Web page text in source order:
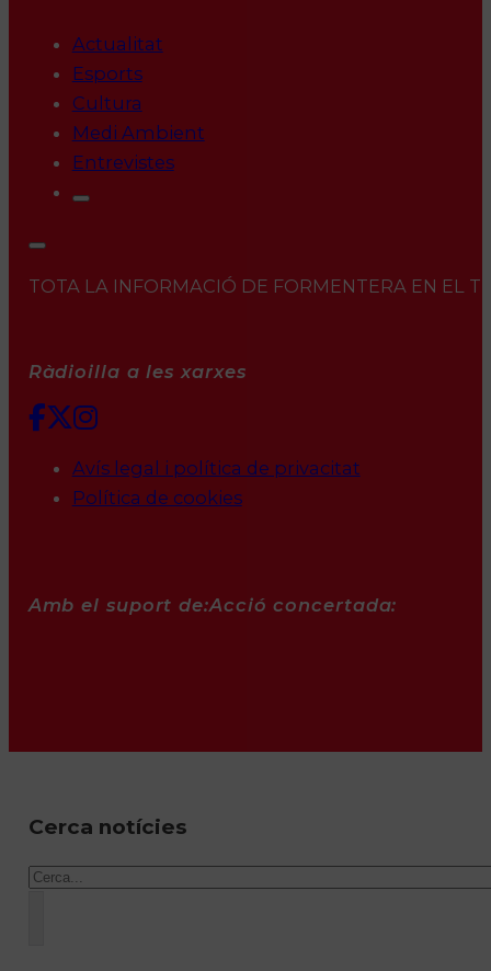
Actualitat
Esports
Cultura
Medi Ambient
Entrevistes
TOTA LA INFORMACIÓ DE FORMENTERA EN EL
Ràdioilla a les xarxes
Avís legal i política de privacitat
Política de cookies
Amb el suport de:Acció concertada:
Cerca notícies
Cercar